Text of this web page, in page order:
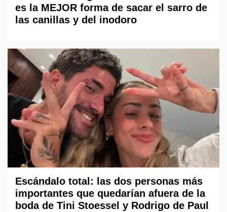
es la MEJOR forma de sacar el sarro de
las canillas y del inodoro
Escándalo total: las dos personas más
importantes que quedarían afuera de la
boda de Tini Stoessel y Rodrigo de Paul